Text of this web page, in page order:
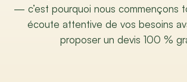
— c’est pourquoi nous commençons
écoute attentive de vos besoins
proposer un devis 100 %